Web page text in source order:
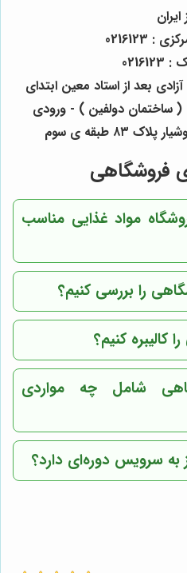
ایران
بعد از استاد معین ابتدای
( ساختمان دولفین ) - ورودی
٨٣ طبقه ی سوم
فروشگاهی
مواد غذایی مناسب
را بررسی کنیم؟
کالیبره کنیم؟
شامل چه مواردی
به سرویس دوره‌ای دارد؟